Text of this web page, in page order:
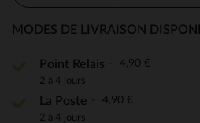
MODES DE LIVRAISON
Point Relais 4,90 €
2 à 4 jours
La Poste 4,90 €
2 à 4 jours